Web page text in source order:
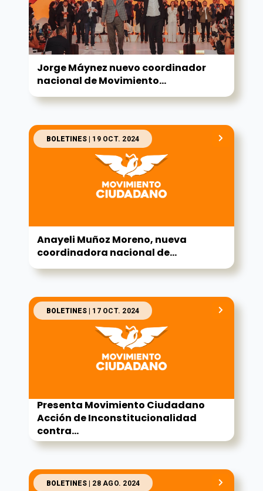
Jorge Máynez nuevo coordinador
nacional de Movimiento...
BOLETINES| 19 OCT. 2024
Anayeli Muñoz Moreno, nueva
coordinadora nacional de...
BOLETINES| 17 OCT. 2024
Presenta Movimiento Ciudadano
Acción de Inconstitucionalidad
contra...
BOLETINES| 28 AGO. 2024